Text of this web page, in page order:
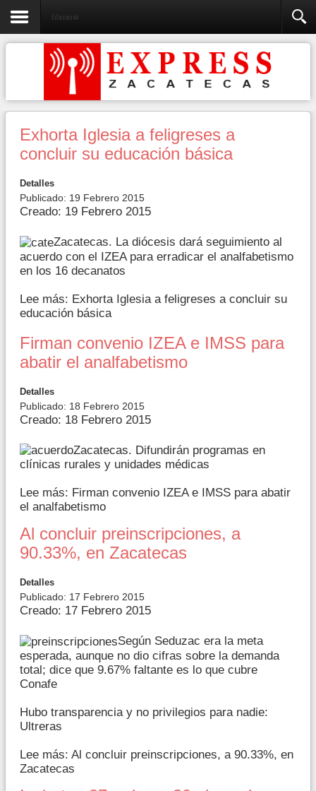
Educación
Exhorta Iglesia a feligreses a
concluir su educación básica
Detalles
Publicado: 19 Febrero 2015
Creado: 19 Febrero 2015
Zacatecas. La diócesis dará seguimiento al
acuerdo con el IZEA para erradicar el analfabetismo
en los 16 decanatos
Lee más: Exhorta Iglesia a feligreses a concluir su
educación básica
Firman convenio IZEA e IMSS para
abatir el analfabetismo
Detalles
Publicado: 18 Febrero 2015
Creado: 18 Febrero 2015
Zacatecas. Difundirán programas en
clínicas rurales y unidades médicas
Lee más: Firman convenio IZEA e IMSS para abatir
el analfabetismo
Al concluir preinscripciones, a
90.33%, en Zacatecas
Detalles
Publicado: 17 Febrero 2015
Creado: 17 Febrero 2015
Según Seduzac era la meta
esperada, aunque no dio cifras sobre la demanda
total; dice que 9.67% faltante es lo que cubre
Conafe
Hubo transparencia y no privilegios para nadie:
Ultreras
Lee más: Al concluir preinscripciones, a 90.33%, en
Zacatecas